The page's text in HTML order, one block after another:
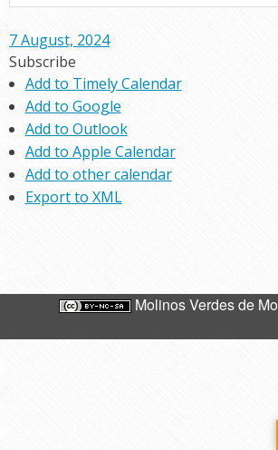
7 August, 2024
Subscribe
Add to Timely Calendar
Add to Google
Add to Outlook
Add to Apple Calendar
Add to other calendar
Export to XML
Molinos Verdes de